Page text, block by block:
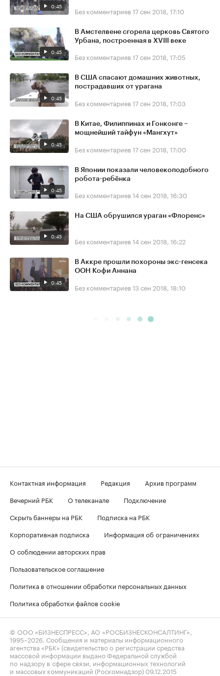
0:45 Без комментариев 17 сен 2018, 17:10
0:45
В Амстелвене сгорела церковь Святого
Урбана, построенная в XVIII веке
Без комментариев 17 сен 2018, 17:05
0:45
В США спасают домашних животных,
пострадавших от урагана
Без комментариев 17 сен 2018, 17:03
0:45
В Китае, Филиппинах и Гонконге –
мощнейший тайфун «Мангхут»
Без комментариев 17 сен 2018, 17:00
0:45
В Японии показали человекоподобного
робота-ребёнка
Без комментариев 14 сен 2018, 16:30
0:45
На США обрушился ураган «Флоренс»
Без комментариев 14 сен 2018, 16:22
0:45
В Аккре прошли похороны экс-генсека
ООН Кофи Аннана
Без комментариев 13 сен 2018, 18:10
Контактная информация Редакция
Архив программ
Вечерний РБК
О телеканале
Подключение
Скрыть баннеры на РБК
Подписка на РБК
Корпоративная подписка
Информация об ограничениях
О соблюдении авторских прав
Пользовательское соглашение
Политика в отношении обработки персональных данных
Политика обработки файлов cookie
© ООО «БИЗНЕСПРЕСС», АО «РОСБИЗНЕСКОНСАЛТИНГ»,
1995–2026 . Сообщения и материалы информационного
агентства «РБК» (свидетельство о регистрации средства
массовой информации выдано Федеральной службой
по надзору в сфере связи, информационных технологий
и массовых коммуникаций (Роскомнадзор) 09.12.2015